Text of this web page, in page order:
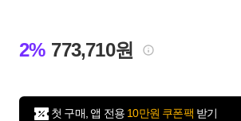
2% 773,710원
첫 구매, 앱 전용 10만원 쿠폰팩 받기